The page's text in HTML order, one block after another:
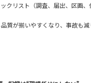
クリスト（調査、届出、区画、
質が揃いやすくなり、事故も減